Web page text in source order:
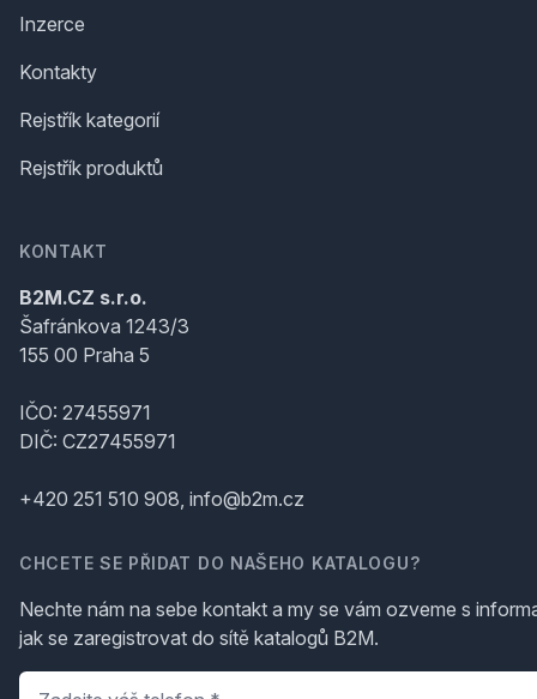
Inzerce
Kontakty
Rejstřík kategorií
Rejstřík produktů
KONTAKT
B2M.CZ s.r.o.
Šafránkova 1243/3
155 00 Praha 5
IČO: 27455971
DIČ: CZ27455971
+420 251 510 908, info@b2m.cz
CHCETE SE PŘIDAT DO NAŠEHO KATALOGU?
Nechte nám na sebe kontakt a my se vám ozveme s
jak se zaregistrovat do sítě katalogů B2M.
Telefon